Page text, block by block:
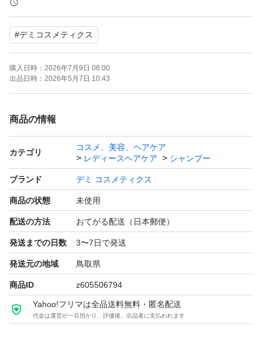
#デミコスメティクス
購入日時： 2026年7月9日 06:00
出品日時： 2026年5月7日 10:43
商品の情報
カテゴリ
コスメ、美容、ヘアケア
レディースヘアケア
シャンプー
ブランド デミ コスメティクス
商品の状態 未使用
配送の方法 おてがる配送（日本郵便）
発送までの日数 3〜7日で発送
発送元の地域 鳥取県
商品ID z605506794
Yahoo!フリマは全品送料無料・匿名配送
代金は運営が一旦預かり、評価後、出品者に支払われます